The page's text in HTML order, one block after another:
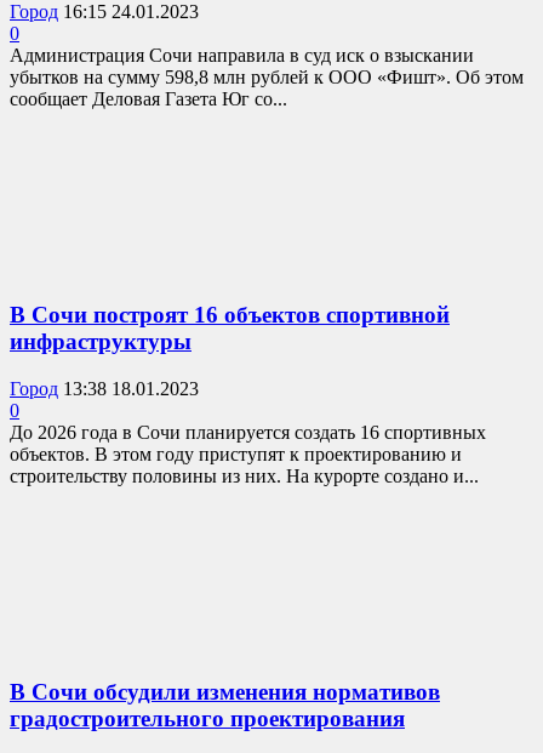
Город 16:15 24.01.2023
0
Администрация Сочи направила в суд иск о взыскании
убытков на сумму 598,8 млн рублей к ООО «Фишт». Об этом
сообщает Деловая Газета Юг со...
В Сочи построят 16 объектов спортивной
инфраструктуры
Город 13:38 18.01.2023
0
До 2026 года в Сочи планируется создать 16 спортивных
объектов. В этом году приступят к проектированию и
строительству половины из них. На курорте создано и...
В Сочи обсудили изменения нормативов
градостроительного проектирования